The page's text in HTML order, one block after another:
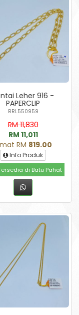
Leher 916 -
PAPERCLIP
BRL550959
RM 11,830
RM 11,011
RM 819.00
Info Produk
di Batu Pahat